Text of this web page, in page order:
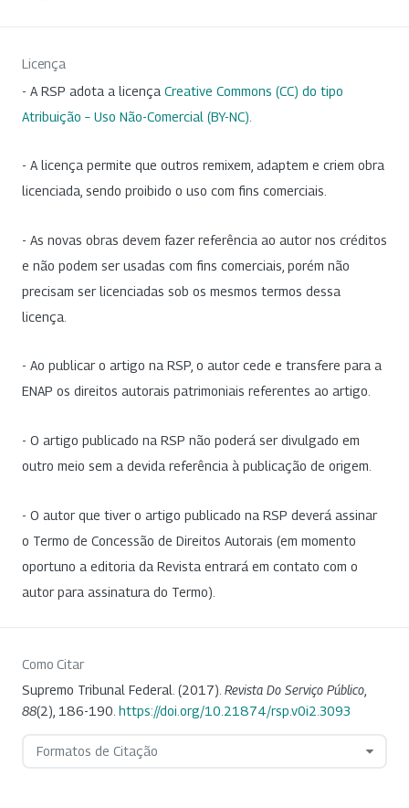
Licença
- A RSP adota a licença Creative Commons (CC) do tipo
Atribuição – Uso Não-Comercial (BY-NC)
- A licença permite que outros remixem, adaptem e criem obra
licenciada, sendo proibido o uso com fins comerciais.
- As novas obras devem fazer referência ao autor nos créditos
e não podem ser usadas com fins comerciais, porém não
precisam ser licenciadas sob os mesmos termos dessa
licença.
- Ao publicar o artigo na RSP, o autor cede e transfere para a
ENAP os direitos autorais patrimoniais referentes ao artigo.
- O artigo publicado na RSP não poderá ser divulgado em
outro meio sem a devida referência à publicação de origem.
- O autor que tiver o artigo publicado na RSP deverá assinar
o Termo de Concessão de Direitos Autorais (em momento
oportuno a editoria da Revista entrará em contato com o
autor para assinatura do Termo).
Como Citar
Supremo Tribunal Federal. (2017). Revista Do Serviço Público
88(2), 186-190. https://doi.org/10.21874/rsp.v0i2.3093
Formatos de Citação